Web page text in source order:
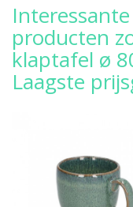
producten
klaptafel ø
Laagste